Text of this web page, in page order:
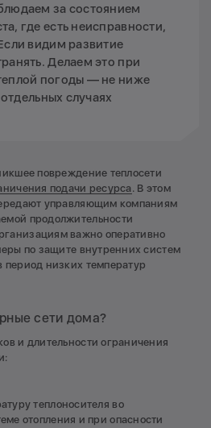
за состоянием
где есть неисправности,
видим развитие
Делаем это при
погоды — не ниже
случаях
повреждение теплосети
подачи ресурса . В этом
управляющим компаниям
продолжительности
важно оперативно
по защите внутренних систем
низких температур
сети дома?
и длительности ограничения
теплоносителя во
отопления и при опасности